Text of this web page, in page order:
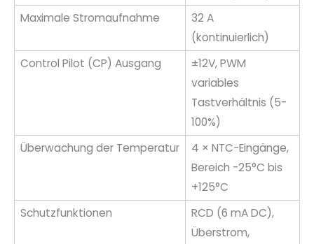
Maximale Stromaufnahme
32 A
(kontinuierlich)
Control Pilot (CP) Ausgang
±12V, PWM
variables
Tastverhältnis (5-
100%)
Überwachung der Temperatur
4 × NTC-Eingänge,
Bereich -25°C bis
+125°C
Schutzfunktionen
RCD (6 mA DC),
Überstrom,